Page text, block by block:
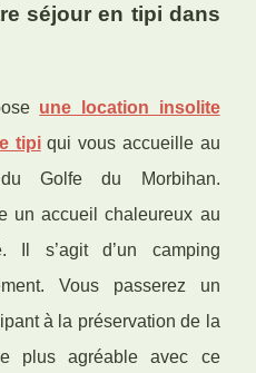
séjour en tipi dans
une location insolite
tipiqui vous accueille au
Golfe du Morbihan.
un accueil chaleureux au
Il s’agit d’un camping
Vous passerez un
à la préservation de la
plus agréable avec ce